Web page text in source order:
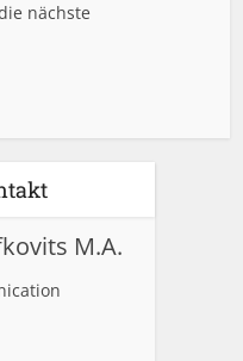
nächste
M.A.